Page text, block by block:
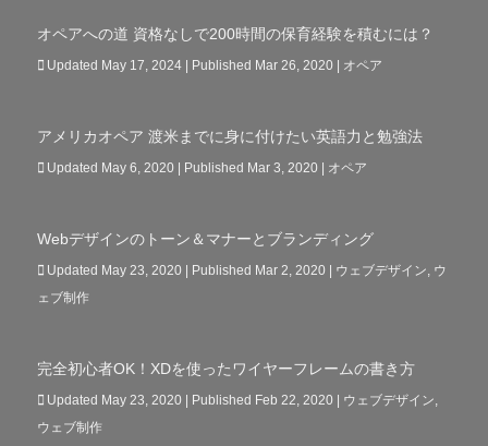
オペアへの道 資格なしで200時間の保育経験を積むには？
Updated May 17, 2024 | Published Mar 26, 2020| オペア
アメリカオペア 渡米までに身に付けたい英語力と勉強法
Updated May 6, 2020 | Published Mar 3, 2020| オペア
Webデザインのトーン＆マナーとブランディング
Updated May 23, 2020 | Published Mar 2, 2020| ウェブデザイン ウ
ェブ制作
完全初心者OK！XDを使ったワイヤーフレームの書き方
Updated May 23, 2020 | Published Feb 22, 2020| ウェブデザイン
ウェブ制作